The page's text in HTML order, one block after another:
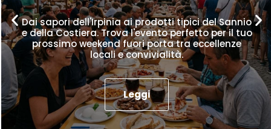
Dai sapori dell'Irpinia ai prodotti tipici del Sannio
e della Costiera. Trova l'evento perfetto per il tuo
prossimo weekend fuori porta tra eccellenze
locali e convivialità.
Leggi